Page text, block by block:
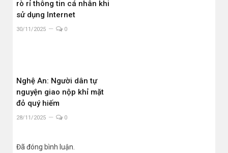
rò rỉ thông tin cá nhân khi
sử dụng Internet
30/11/2025 0
Nghệ An: Người dân tự
nguyện giao nộp khỉ mặt
đỏ quý hiếm
28/11/2025 0
Đã đóng bình luận.